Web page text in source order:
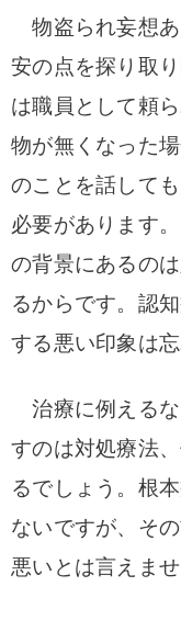
物盗られ妄想あ
安の点を探り取
は職員として頼
物が無くなった
のことを話して
必要があります
の背景にあるの
るからです。認
する悪い印象は
治療に例えるな
すのは対処療法
るでしょう。根
ないですが、そ
悪いとは言えませ